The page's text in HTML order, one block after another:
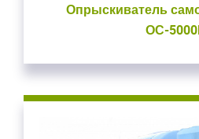
Опрыскиватель
ОС-